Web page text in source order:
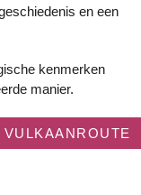
en een
kenmerken
manier.
VULKAANROUTE